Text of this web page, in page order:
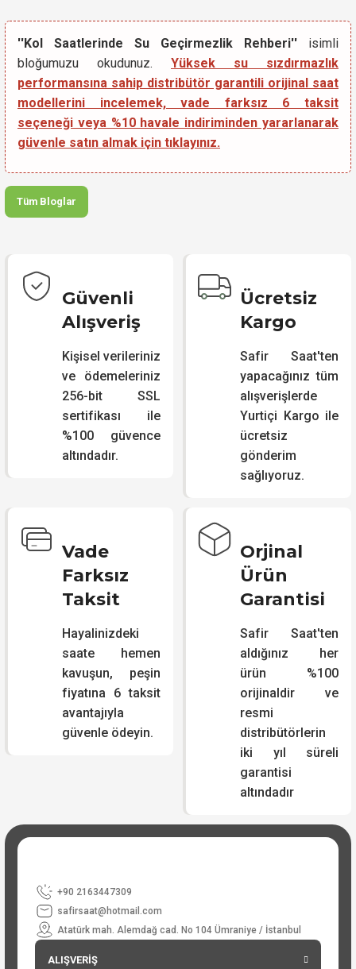
''Kol Saatlerinde Su Geçirmezlik Rehberi'' isimli
bloğumuzu okudunuz. Yüksek su sızdırmazlık
performansına sahip distribütör garantili orijinal saat
modellerini incelemek, vade farksız 6 taksit
seçeneği veya %10 havale indiriminden yararlanarak
güvenle satın almak için tıklayınız.
Tüm Bloglar
Güvenli
Alışveriş
Kişisel verileriniz
ve ödemeleriniz
256-bit SSL
sertifikası ile
%100 güvence
altındadır.
Ücretsiz
Kargo
Safir Saat'ten
yapacağınız tüm
alışverişlerde
Yurtiçi Kargo ile
ücretsiz
gönderim
sağlıyoruz.
Vade
Farksız
Taksit
Hayalinizdeki
saate hemen
kavuşun, peşin
fiyatına 6 taksit
avantajıyla
güvenle ödeyin.
Orjinal
Ürün
Garantisi
Safir Saat'ten
aldığınız her
ürün %100
orijinaldir ve
resmi
distribütörlerin
iki yıl süreli
garantisi
altındadır
+90 2163447309
safirsaat@hotmail.com
Atatürk mah. Alemdağ cad. No 104 Ümraniye / İstanbul
ALIŞVERİŞ